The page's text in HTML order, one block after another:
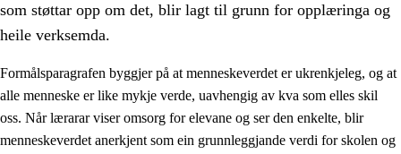
som støttar opp om det, blir lagt til grunn for opplæringa og
heile verksemda.
Formålsparagrafen byggjer på at menneskeverdet er ukrenkjeleg, og at
alle menneske er like mykje verde, uavhengig av kva som elles skil
oss. Når lærarar viser omsorg for elevane og ser den enkelte, blir
menneskeverdet anerkjent som ein grunnleggjande verdi for skolen og